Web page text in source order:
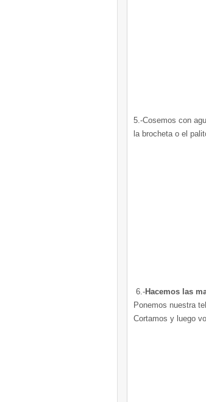
5.-Cosemos con
la brocheta o el
6.-Hacemos las
Ponemos nuestra
Cortamos y luego